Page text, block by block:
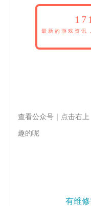
最新的游戏资讯
查看公众号｜点击右上
趣的呢
有维